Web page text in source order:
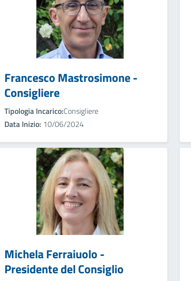
Francesco Mastrosimone -
Consigliere
Tipologia Incarico:Consigliere
Data Inizio: 10/06/2024
Michela Ferraiuolo -
Presidente del Consiglio